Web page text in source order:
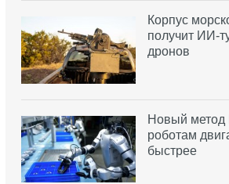
Корпус
получит ИИ-
дронов
Новый метод
роботам
быстрее